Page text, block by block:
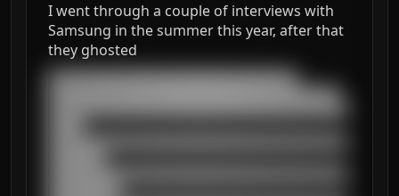
I went through a couple of interviews with
Samsung in the summer this year, after that
they ghosted
███████████████████████████████████
█████████████████████████████████████████
██████████████████████████████████████████